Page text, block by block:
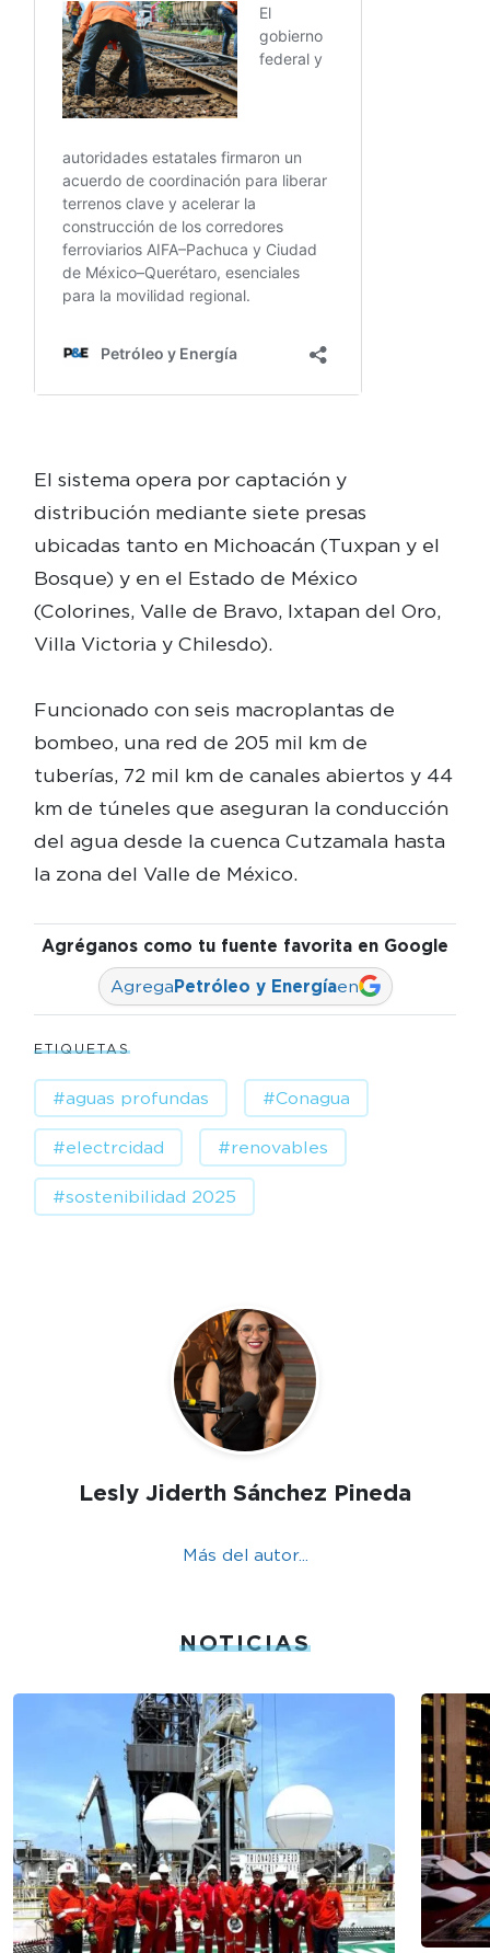
El sistema opera por captación y
distribución mediante siete presas
ubicadas tanto en Michoacán (Tuxpan y el
Bosque) y en el Estado de México
(Colorines, Valle de Bravo, Ixtapan del Oro,
Villa Victoria y Chilesdo).
Funcionado con seis macroplantas de
bombeo, una red de 205 mil km de
tuberías, 72 mil km de canales abiertos y 44
km de túneles que aseguran la conducción
del agua desde la cuenca Cutzamala hasta
la zona del Valle de México.
Agréganos como tu fuente favorita en Google
AgregaPetróleo y Energíaen
ETIQUETAS
#aguas profundas #Conagua
#electrcidad #renovables
#sostenibilidad 2025
Lesly Jiderth Sánchez Pineda
Más del autor...
NOTICIAS